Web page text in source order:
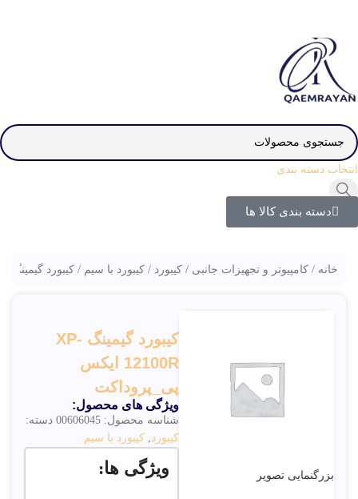
انتخاب دسته بندی
دسته بندی کالا ها
خانه کامپیوتر و تجهیزات جانبی کیبورد کیبورد با سیم کیبورد گیمینگ XP-12100R ایکس پی_پروداکت
بزرگنمایی تصویر
کیبورد گیمینگ XP-
12100R ایکس
پی_پروداکت
ویژگی های محصول:
شناسه محصول: 00606045 دسته:
کیبورد, کیبورد با سیم
ویژگی ها: